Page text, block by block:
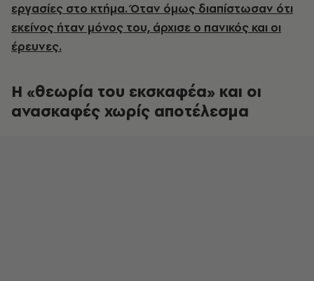
εργασίες στο κτήμα. Όταν όμως διαπίστωσαν ότι
εκείνος ήταν μόνος του, άρχισε ο πανικός και οι
έρευνες.
Η «θεωρία του εκσκαφέα» και οι
ανασκαφές χωρίς αποτέλεσμα